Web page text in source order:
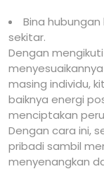
Bina
sekitar.
Dengan
masing individu,
baiknya energi
menciptakan
Dengan cara ini,
pribadi sambil
menyenangkan